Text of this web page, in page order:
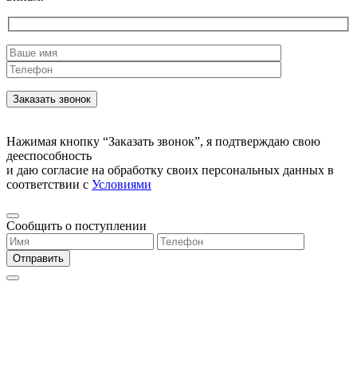
Нажимая кнопку “Заказать звонок”, я подтверждаю свою
дееспособность
и даю согласие на обработку своих персональных данных в
соответствии с Условиями
Сообщить о поступлении